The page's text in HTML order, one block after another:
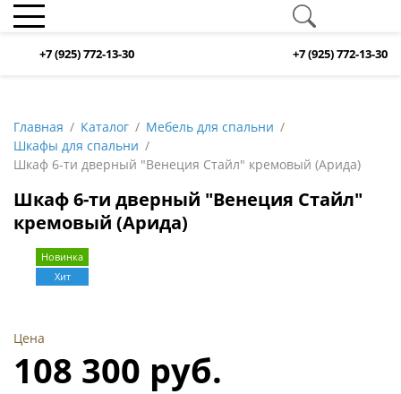
+7 (925) 772-13-30 +7 (925) 772-13-30
Главная Каталог
Мебель для спальни
Шкафы для спальни
Шкаф 6-ти дверный "Венеция Стайл" кремовый (Арида)
Шкаф 6-ти дверный "Венеция Стайл"
кремовый (Арида)
Новинка
Хит
Цена
108 300 руб.